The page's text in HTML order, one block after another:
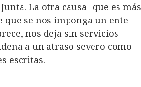
La otra causa -que es más
se nos imponga un ente
nos deja sin servicios
a un atraso severo como
escritas.